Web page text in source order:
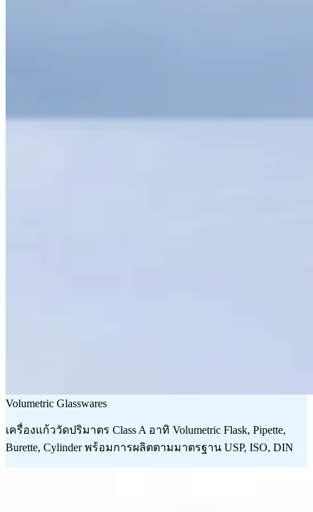
Volumetric Glasswares
เครื่องแก้ววัดปริมาตร Class A อาทิ Volumetric Flask, Pipette,
Burette, Cylinder พร้อมการผลิตตามมาตรฐาน USP, ISO, DIN